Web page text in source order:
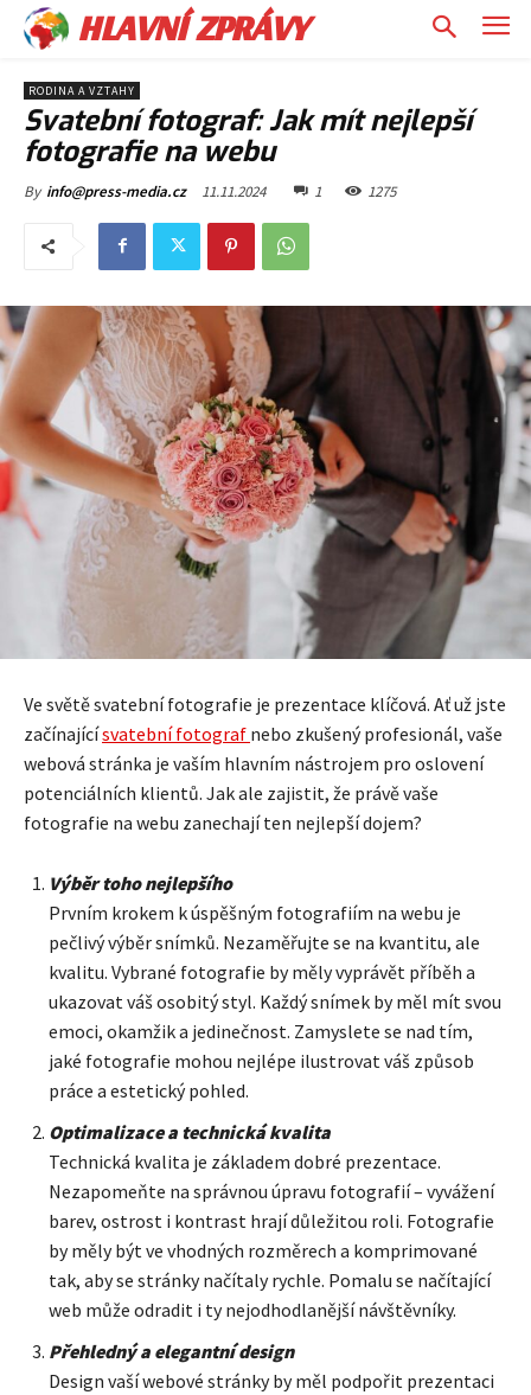
HLAVNÍ ZPRÁVY
RODINA A VZTAHY
Svatební fotograf: Jak mít nejlepší
fotografie na webu
By info@press-media.cz 11.11.2024 1 1275
Ve světě svatební fotografie je prezentace klíčová. Ať už jste
začínajícísvatební fotograf nebo zkušený profesionál, vaše
webová stránka je vaším hlavním nástrojem pro oslovení
potenciálních klientů. Jak ale zajistit, že právě vaše
fotografie na webu zanechají ten nejlepší dojem?
Výběr toho nejlepšího
Prvním krokem k úspěšným fotografiím na webu je
pečlivý výběr snímků. Nezaměřujte se na kvantitu, ale
kvalitu. Vybrané fotografie by měly vyprávět příběh a
ukazovat váš osobitý styl. Každý snímek by měl mít svou
emoci, okamžik a jedinečnost. Zamyslete se nad tím,
jaké fotografie mohou nejlépe ilustrovat váš způsob
práce a estetický pohled.
Optimalizace a technická kvalita
Technická kvalita je základem dobré prezentace.
Nezapomeňte na správnou úpravu fotografií – vyvážení
barev, ostrost i kontrast hrají důležitou roli. Fotografie
by měly být ve vhodných rozměrech a komprimované
tak, aby se stránky načítaly rychle. Pomalu se načítající
web může odradit i ty nejodhodlanější návštěvníky.
Přehledný a elegantní design
Design vaší webové stránky by měl podpořit prezentaci